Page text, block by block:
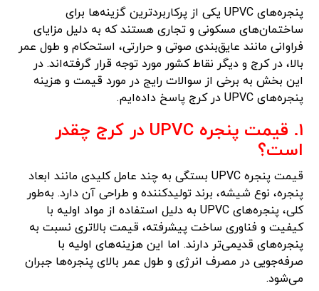
پنجره‌های UPVC یکی از پرکاربردترین گزینه‌ها برای
ساختمان‌های مسکونی و تجاری هستند که به دلیل مزایای
فراوانی مانند عایق‌بندی صوتی و حرارتی، استحکام و طول عمر
بالا، در کرج و دیگر نقاط کشور مورد توجه قرار گرفته‌اند. در
این بخش به برخی از سوالات رایج در مورد قیمت و هزینه
پنجره‌های UPVC در کرج پاسخ داده‌ایم.
۱. قیمت پنجره UPVC در کرج چقدر
است؟
قیمت پنجره UPVC بستگی به چند عامل کلیدی مانند ابعاد
پنجره، نوع شیشه، برند تولیدکننده و طراحی آن دارد. به‌طور
کلی، پنجره‌های UPVC به دلیل استفاده از مواد اولیه با
کیفیت و فناوری ساخت پیشرفته، قیمت بالاتری نسبت به
پنجره‌های قدیمی‌تر دارند. اما این هزینه‌های اولیه با
صرفه‌جویی در مصرف انرژی و طول عمر بالای پنجره‌ها جبران
می‌شود.